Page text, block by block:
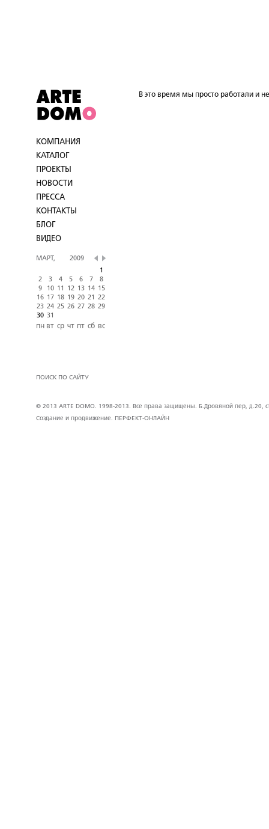
КОМПАНИЯ
КАТАЛОГ
ПРОЕКТЫ
НОВОСТИ
ПРЕССА
КОНТАКТЫ
БЛОГ
ВИДЕО
МАРТ,
2009
1
2
3 4 5 6 7
8
9
10 11 12 13 14
15
16 17 18 19 20 21
22
23 24 25 26 27 28 29
30 31
пн вт ср чт пт сб вс
ПОИСК ПО САЙТУ
В это время мы просто работали и
© 2013 ARTE DOMO. 1998-2013. Все права защищены. Б.Дровяной пер, д.20,
Создание и продвижение.
ПЕРФЕКТ-ОНЛАЙН